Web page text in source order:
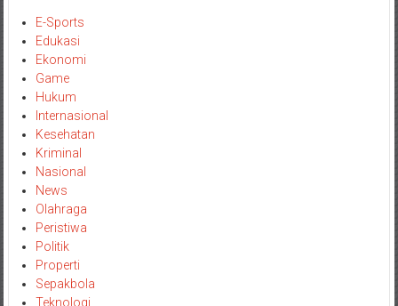
E-Sports
Edukasi
Ekonomi
Game
Hukum
Internasional
Kesehatan
Kriminal
Nasional
News
Olahraga
Peristiwa
Politik
Properti
Sepakbola
Teknologi